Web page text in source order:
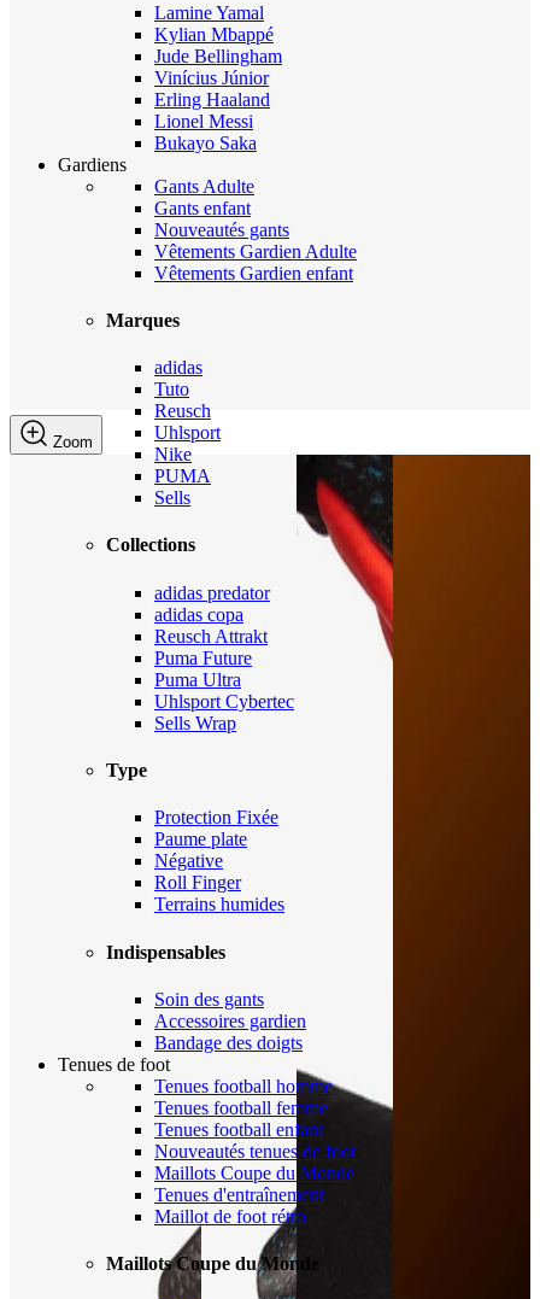
Lamine Yamal
Kylian Mbappé
Jude Bellingham
Vinícius Júnior
Erling Haaland
Lionel Messi
Bukayo Saka
Gardiens
Gants Adulte
Gants enfant
Nouveautés gants
Vêtements Gardien Adulte
Vêtements Gardien enfant
Marques
adidas
Tuto
Reusch
Uhlsport
Nike
PUMA
Sells
Collections
adidas predator
adidas copa
Reusch Attrakt
Puma Future
Puma Ultra
Uhlsport Cybertec
Sells Wrap
Type
Protection Fixée
Paume plate
Négative
Roll Finger
Terrains humides
Indispensables
Soin des gants
Accessoires gardien
Bandage des doigts
Tenues de foot
Tenues football homme
Tenues football femme
Tenues football enfant
Nouveautés tenues de foot
Maillots Coupe du Monde
Tenues d'entraînement
Maillot de foot rétro
Maillots Coupe du Monde
Zoom